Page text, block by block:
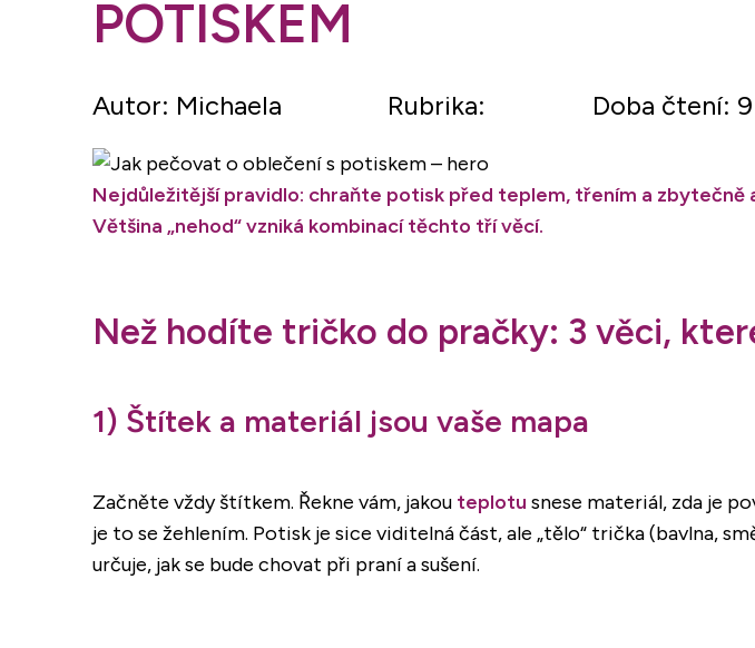
POTISKEM
Autor: Michaela Rubrika: Doba čtení:
Nejdůležitější pravidlo: chraňte potisk před teplem, třením a zbytečně
Většina „nehod“ vzniká kombinací těchto tří věcí.
Než hodíte tričko do pračky: 3 věci,
1) Štítek a materiál jsou vaše mapa
Začněte vždy štítkem. Řekne vám, jakou teplotu snese materiál, zda je
je to se žehlením. Potisk je sice viditelná část, ale „tělo“ trička (bavlna,
určuje, jak se bude chovat při praní a sušení.